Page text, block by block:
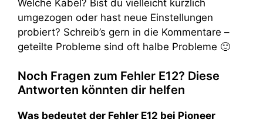
Welche Kabel? Bist du vielleicht kürzlich
umgezogen oder hast neue Einstellungen
probiert? Schreib’s gern in die Kommentare –
geteilte Probleme sind oft halbe Probleme 🙂
Noch Fragen zum Fehler E12? Diese
Antworten könnten dir helfen
Was bedeutet der Fehler E12 bei Pioneer